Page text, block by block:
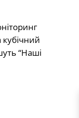
“Наші